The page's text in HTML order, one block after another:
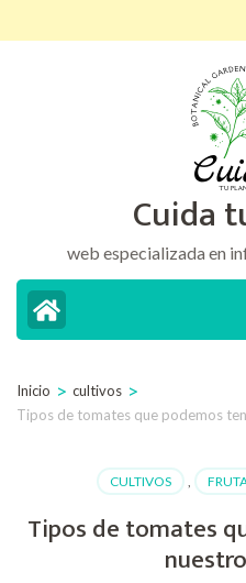
Intro)
Cuida
web especializada en
Inicio > cultivos >
Tipos de tomates que podemos
CULTIVOS ,
Tipos de tomates